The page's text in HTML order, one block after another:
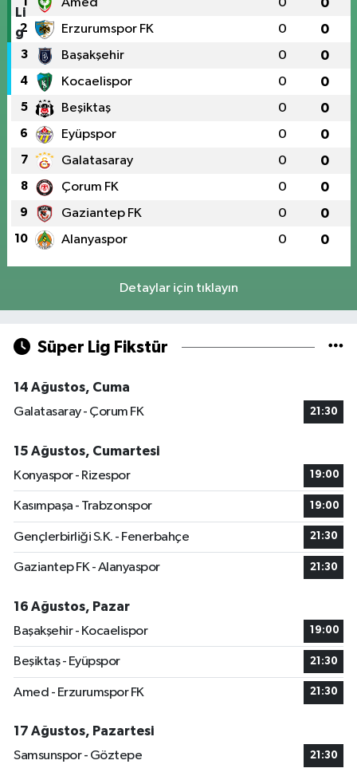
Amed 0 0
2 Erzurumspor FK 0 0
3 Başakşehir 0 0
4 Kocaelispor 0 0
5 Beşiktaş 0 0
6 Eyüpspor 0 0
7 Galatasaray 0 0
8 Çorum FK 0 0
9 Gaziantep FK 0 0
10 Alanyaspor 0 0
Detaylar için tıklayın
Süper Lig Fikstür
14 Ağustos, Cuma
Galatasaray - Çorum FK
21:30
15 Ağustos, Cumartesi
Konyaspor - Rizespor
19:00
Kasımpaşa - Trabzonspor 19:00
Gençlerbirliği S.K. - Fenerbahçe 21:30
Gaziantep FK - Alanyaspor 21:30
16 Ağustos, Pazar
Başakşehir - Kocaelispor
19:00
Beşiktaş - Eyüpspor 21:30
Amed - Erzurumspor FK 21:30
17 Ağustos, Pazartesi
Samsunspor - Göztepe
21:30